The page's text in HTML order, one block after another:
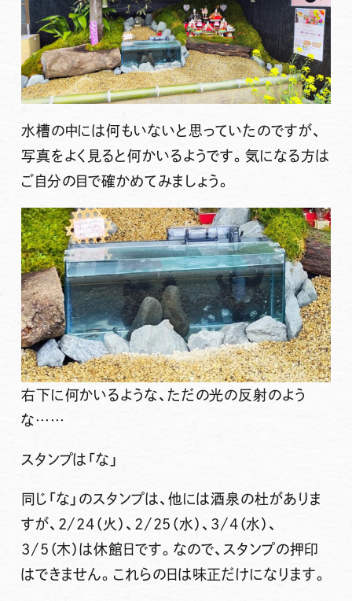
水槽の中には何もいないと思っていたのですが、
写真をよく見ると何かいるようです。気になる方は
ご自分の目で確かめてみましょう。
右下に何かいるような、ただの光の反射のよう
な……
スタンプは 「な」
同じ「な」のスタンプは、他には酒泉の杜がありま
すが、2/24（火）、2/25（水）、3/4（水）、
3/5（木）は休館日です。なので、スタンプの押印
はできません。これらの日は味正だけになります。